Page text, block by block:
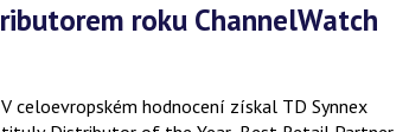
V celoevropském hodnocení získal TD Synnex